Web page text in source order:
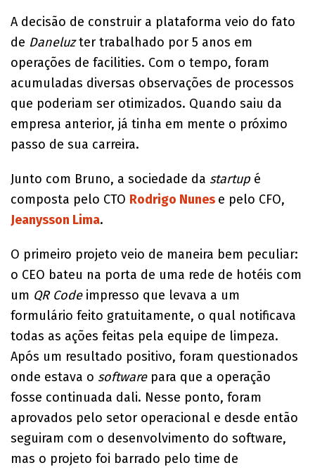
A decisão de construir a plataforma veio do fato
de Daneluzter trabalhado por 5 anos em
operações de facilities. Com o tempo, foram
acumuladas diversas observações de processos
que poderiam ser otimizados. Quando saiu da
empresa anterior, já tinha em mente o próximo
passo de sua carreira.
Junto com Bruno, a sociedade da startup é
composta pelo CTO Rodrigo Nunes e pelo CFO,
Jeanysson Lima.
O primeiro projeto veio de maneira bem peculiar:
o CEO bateu na porta de uma rede de hotéis com
um QR Code impresso que levava a um
formulário feito gratuitamente, o qual notificava
todas as ações feitas pela equipe de limpeza.
Após um resultado positivo, foram questionados
onde estava o software para que a operação
fosse continuada dali. Nesse ponto, foram
aprovados pelo setor operacional e desde então
seguiram com o desenvolvimento do software,
mas o projeto foi barrado pelo time de